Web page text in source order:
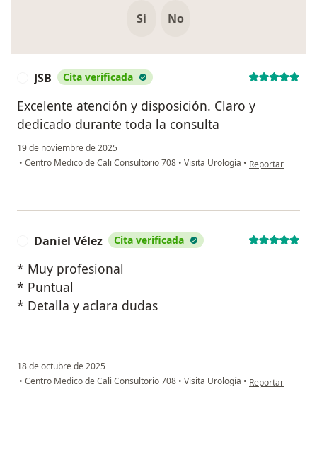
Si No
JSB Cita verificada
Excelente atención y disposición. Claro y
dedicado durante toda la consulta
19 de noviembre de 2025
• Centro Medico de Cali Consultorio 708 • Visita Urología • en opinión del
Reportar
Daniel Vélez Cita verificada
* Muy profesional
* Puntual
* Detalla y aclara dudas
18 de octubre de 2025
• Centro Medico de Cali Consultorio 708 • Visita Urología • en opinión del
Reportar